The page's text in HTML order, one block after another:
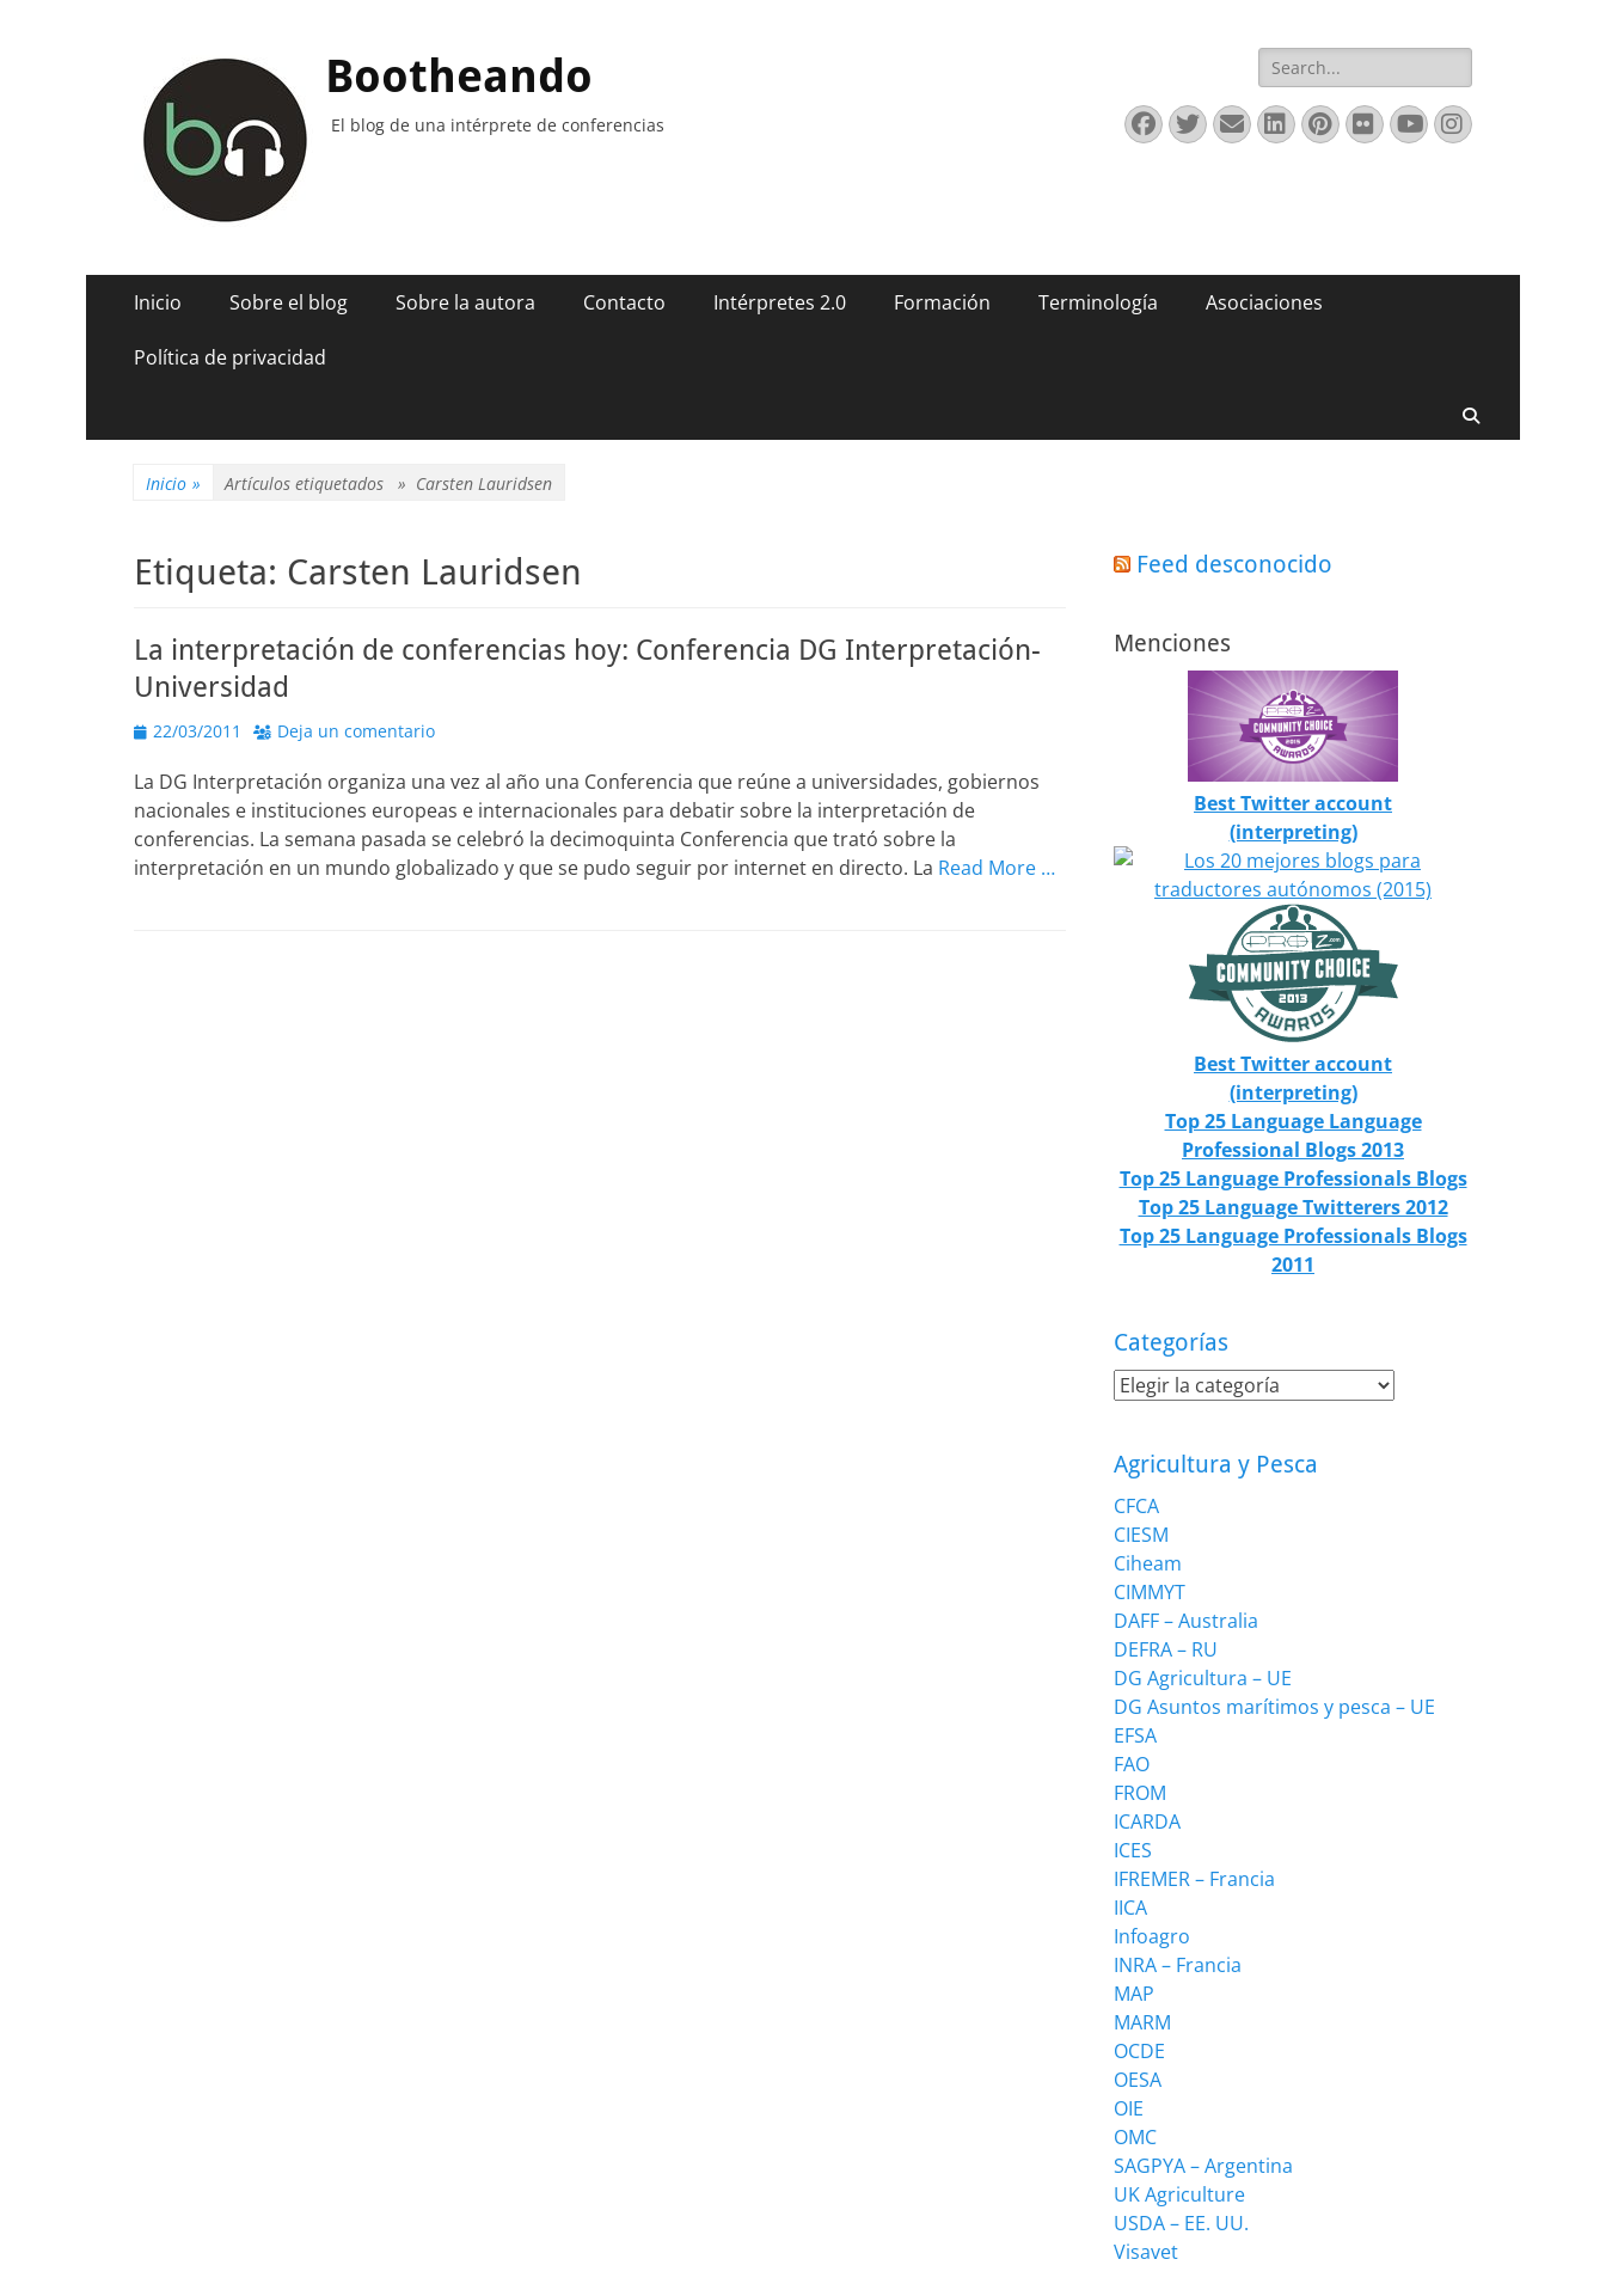
Bootheando
El blog de una intérprete de conferencias
Buscar:
Facebook
Twitter
Correo
electrónico
LinkedIn
Pinterest
FlickrYouTube
Instagram
Menú
Saltar
contenido
Inicio Sobre el blog Sobre la autora Contacto Intérpretes 2.0 Formación Terminología Asociaciones
Política de privacidad
Inicio » Artículos etiquetados » Carsten Lauridsen
Etiqueta: Carsten Lauridsen
La interpretación de conferencias hoy: Conferencia DG Interpretación-
Universidad
Publicado
22/03/2011 Deja un comentario
La DG Interpretación organiza una vez al año una Conferencia que reúne a universidades, gobiernos
nacionales e instituciones europeas e internacionales para debatir sobre la interpretación de
conferencias. La semana pasada se celebró la decimoquinta Conferencia que trató sobre la
interpretación en un mundo globalizado y que se pudo seguir por internet en directo. La Read More …
Feed desconocido
Menciones
Best Twitter account
(interpreting)
Best Twitter account
(interpreting)
Top 25 Language Language
Professional Blogs 2013
Top 25 Language Professionals Blogs
Top 25 Language Twitterers 2012
Top 25 Language Professionals Blogs
2011
Categorías
Categorías
Agricultura y Pesca
CFCA
CIESM
Ciheam
CIMMYT
DAFF – Australia
DEFRA – RU
DG Agricultura – UE
DG Asuntos marítimos y pesca – UE
EFSA
FAO
FROM
ICARDA
ICES
IFREMER – Francia
IICA
Infoagro
INRA – Francia
MAP
MARM
OCDE
OESA
OIE
OMC
SAGPYA – Argentina
UK Agriculture
USDA – EE. UU.
Visavet